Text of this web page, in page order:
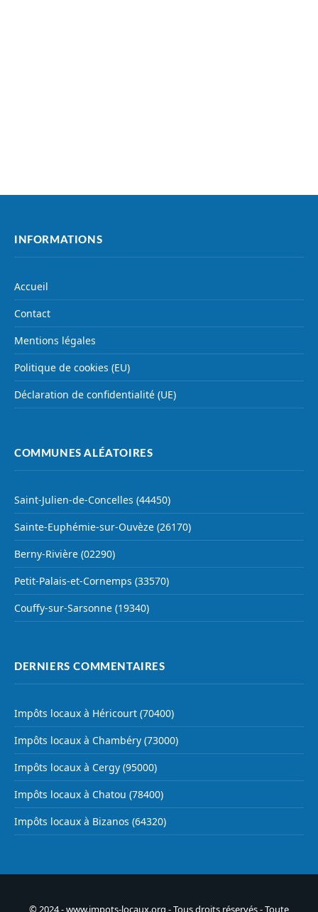
INFORMATIONS
Accueil
Contact
Mentions légales
Politique de cookies (EU)
Déclaration de confidentialité (UE)
COMMUNES ALÉATOIRES
Saint-Julien-de-Concelles (44450)
Sainte-Euphémie-sur-Ouvèze (26170)
Berny-Rivière (02290)
Petit-Palais-et-Cornemps (33570)
Couffy-sur-Sarsonne (19340)
DERNIERS COMMENTAIRES
Impôts locaux à Héricourt (70400)
Impôts locaux à Chambéry (73000)
Impôts locaux à Cergy (95000)
Impôts locaux à Chatou (78400)
Impôts locaux à Bizanos (64320)